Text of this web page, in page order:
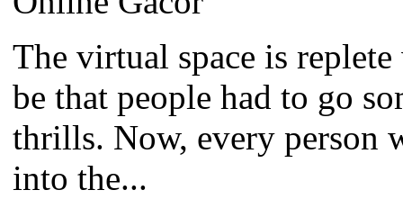
The virtual space is
be that people had to go
thrills. Now, every person
into the...